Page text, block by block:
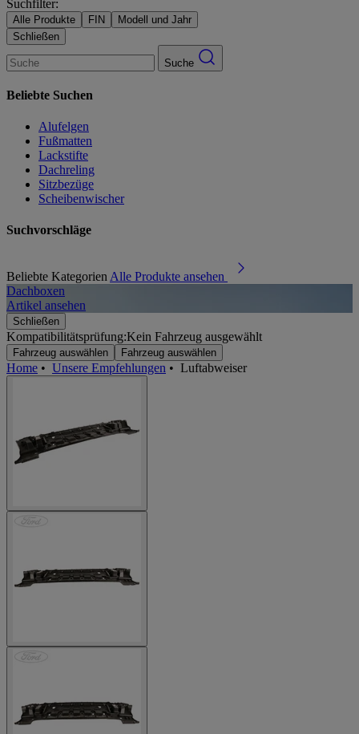
Suchfilter:
Alle Produkte FIN
Modell und Jahr
Schließen
Suche
Beliebte Suchen
Alufelgen
Fußmatten
Lackstifte
Dachreling
Sitzbezüge
Scheibenwischer
Suchvorschläge
Beliebte Kategorien Alle Produkte ansehen
Dachboxen
Artikel ansehen
Schließen
Kompatibilitätsprüfung:Kein Fahrzeug ausgewählt
Fahrzeug auswählen Fahrzeug auswählen
Home • Unsere Empfehlungen • Luftabweiser